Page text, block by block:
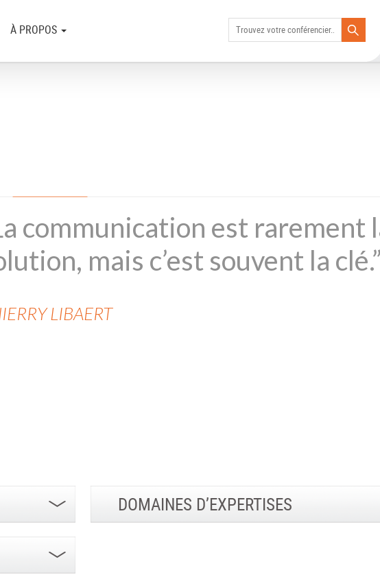
À PROPOS
communication est rarement
mais c’est souvent la clé.”
LIBAERT
DOMAINES D’EXPERTISES